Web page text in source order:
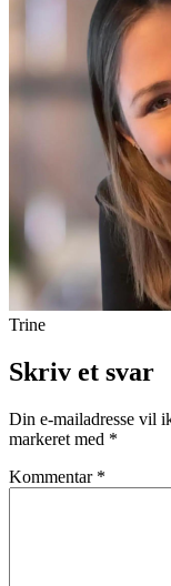
Trine
Skriv et svar
Din e-mailadresse vil
markeret med *
Kommentar *